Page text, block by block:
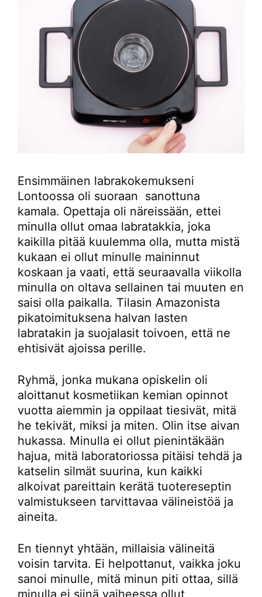
Ensimmäinen labrakokemukseni
Lontoossa oli suoraan sanottuna
kamala. Opettaja oli näreissään, ettei
minulla ollut omaa labratakkia, joka
kaikilla pitää kuulemma olla, mutta mistä
kukaan ei ollut minulle maininnut
koskaan ja vaati, että seuraavalla viikolla
minulla on oltava sellainen tai muuten en
saisi olla paikalla. Tilasin Amazonista
pikatoimituksena halvan lasten
labratakin ja suojalasit toivoen, että ne
ehtisivät ajoissa perille.
Ryhmä, jonka mukana opiskelin oli
aloittanut kosmetiikan kemian opinnot
vuotta aiemmin ja oppilaat tiesivät, mitä
he tekivät, miksi ja miten. Olin itse aivan
hukassa. Minulla ei ollut pienintäkään
hajua, mitä laboratoriossa pitäisi tehdä ja
katselin silmät suurina, kun kaikki
alkoivat pareittain kerätä tuotereseptin
valmistukseen tarvittavaa välineistöä ja
aineita.
En tiennyt yhtään, millaisia välineitä
voisin tarvita. Ei helpottanut, vaikka joku
sanoi minulle, mitä minun piti ottaa, sillä
minulla ei siinä vaiheessa ollut